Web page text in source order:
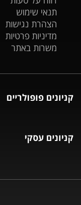
תנאי שימוש
הצהרת נגישות
מדיניות פרטיות
משרות באתר
קניונים פופולריים
קניונים עסקי